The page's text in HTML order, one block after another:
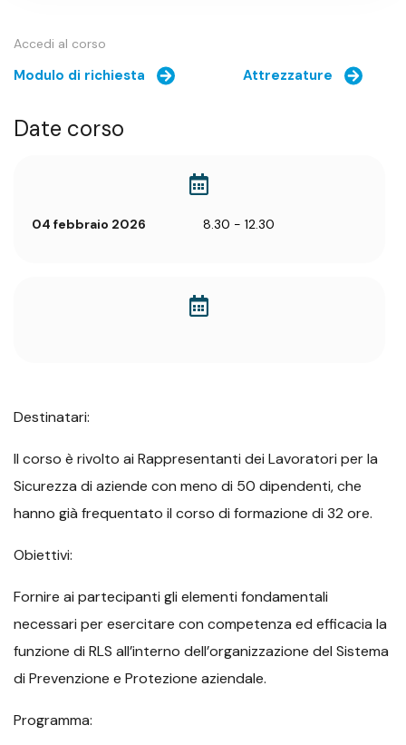
Accedi al corso
Modulo di richiesta Attrezzature
Date corso
04 febbraio 2026 8.30 - 12.30
Destinatari:
Il corso è rivolto ai Rappresentanti dei Lavoratori per la
Sicurezza di aziende con meno di 50 dipendenti, che
hanno già frequentato il corso di formazione di 32 ore.
Obiettivi:
Fornire ai partecipanti gli elementi fondamentali
necessari per esercitare con competenza ed efficacia la
funzione di RLS all’interno dell’organizzazione del Sistema
di Prevenzione e Protezione aziendale.
Programma: